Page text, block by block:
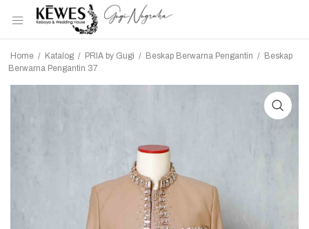
Home / Katalog / PRIA by Gugi / Beskap Berwarna Pengantin / Beskap
Berwarna Pengantin 37